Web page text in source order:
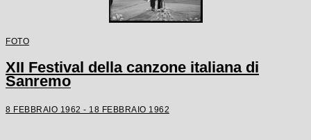
FOTO
XII Festival della canzone italiana di
Sanremo
8 FEBBRAIO 1962 - 18 FEBBRAIO 1962